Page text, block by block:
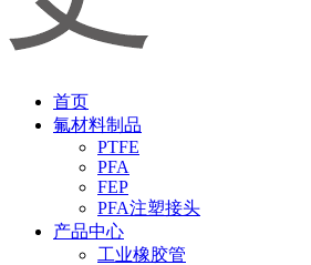
首页
氟材料制品
PTFE
PFA
FEP
PFA注塑接头
产品中心
工业橡胶管